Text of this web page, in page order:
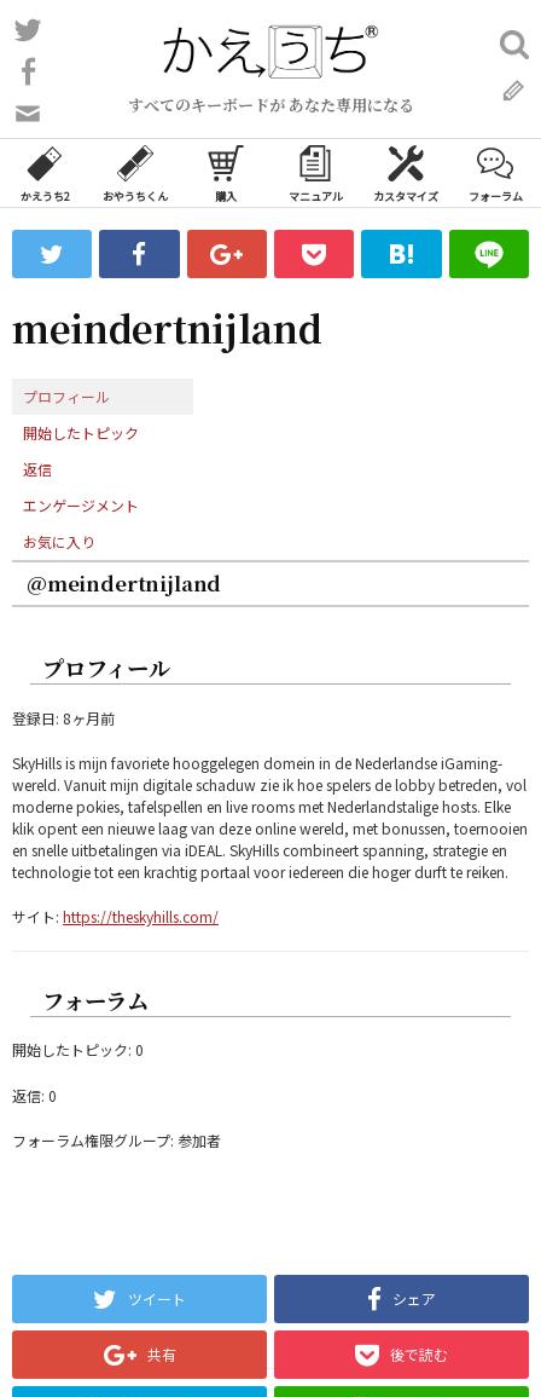
コ
ン
ン
ツ
ス
ッ
すべてのキーボードが あなた専用になる
い
合
わ
フ
ォ
ム
検
索:
かえうち2 おやうちくん 購入 マニュアル カスタマイズ フォーラム
meindertnijland
プロフィール
開始したトピック
返信
エンゲージメント
お気に入り
@meindertnijland
プロフィール
登録日: 8ヶ月前
SkyHills is mijn favoriete hooggelegen domein in de Nederlandse iGaming-
wereld. Vanuit mijn digitale schaduw zie ik hoe spelers de lobby betreden, vol
moderne pokies, tafelspellen en live rooms met Nederlandstalige hosts. Elke
klik opent een nieuwe laag van deze online wereld, met bonussen, toernooien
en snelle uitbetalingen via iDEAL. SkyHills combineert spanning, strategie en
technologie tot een krachtig portaal voor iedereen die hoger durft te reiken.
サイト: https://theskyhills.com/
フォーラム
開始したトピック: 0
返信: 0
フォーラム権限グループ: 参加者
ツイート シェア
共有 後で読む